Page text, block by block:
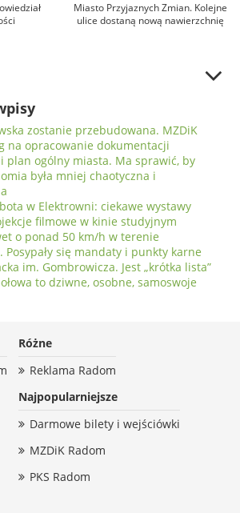
Miasto Przyjaznych Zmian. Kolejne
ulice dostaną nową nawierzchnię
zostanie przebudowana. MZDiK
na opracowanie dokumentacji
plan ogólny miasta. Ma sprawić, by
była mniej chaotyczna i
w Elektrowni: ciekawe wystawy
filmowe w kinie studyjnym
o ponad 50 km/h w terenie
Posypały się mandaty i punkty karne
im. Gombrowicza. Jest „krótka lista”
to dziwne, osobne, samoswoje
Różne
Reklama Radom
Najpopularniejsze
Darmowe bilety i wejściówki
MZDiK Radom
PKS Radom